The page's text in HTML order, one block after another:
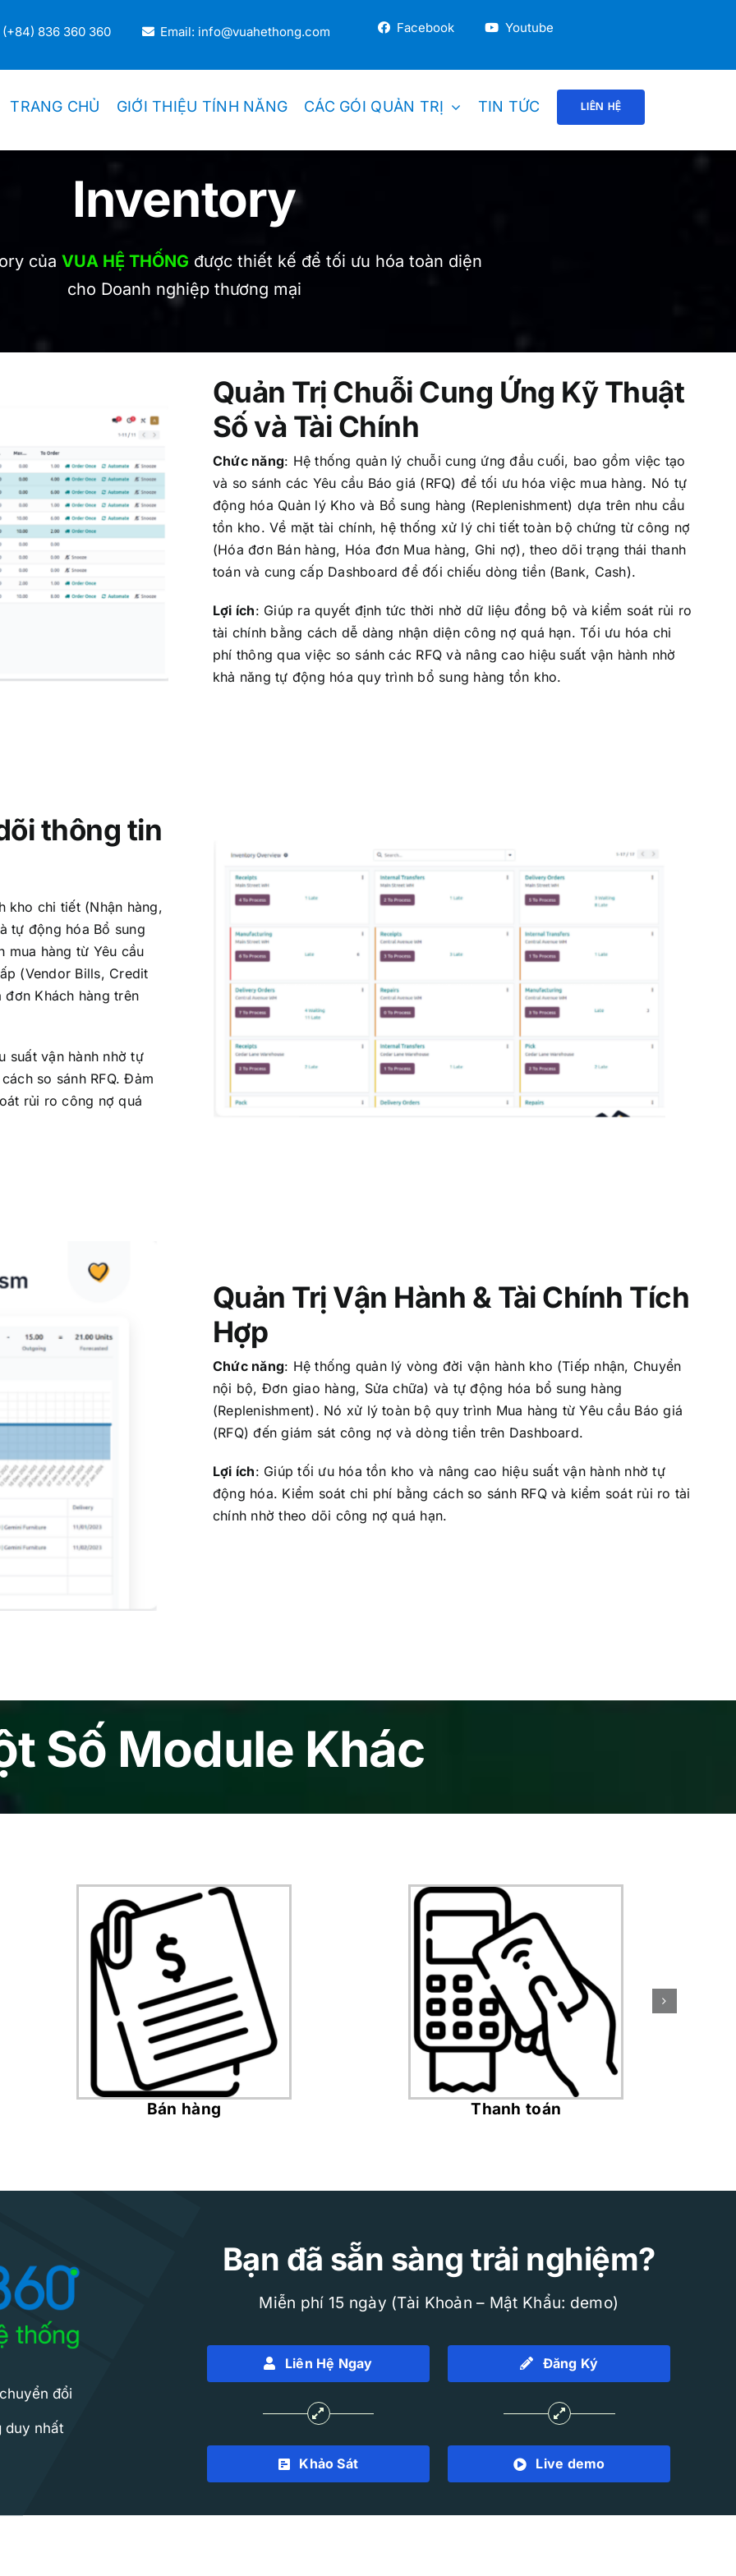
836 360 360 Email: info@vuahethong.com Facebook Youtube
TRANG CHỦ GIỚI THIỆU TÍNH NĂNG CÁC GÓI QUẢN TRỊ
DOANH NGHIỆP THƯƠNG MẠI
Thương Mại Bán Sỉ
DOANH NGHIỆP DU LỊCH
Quản Lý Nhà Hàng
Quản Lý Khách Sạn
Quản Lý Quán Bar
Quản Lý Khu Du Lịch – Resort
NÔNG NGHIỆP 4.0
Farm
Quản Lý Trồng Trọt
Quản Lý Chăn Nuôi
TIN TỨC LIÊN HỆ
Inventory
của VUA HỆ THỐNG được thiết kế để tối ưu hóa toàn diện
cho Doanh nghiệp thương mại
Quản Trị Chuỗi Cung Ứng Kỹ Thuật
Số và Tài Chính
Chức năng: Hệ thống quản lý chuỗi cung ứng đầu cuối, bao gồm việc tạo
và so sánh các Yêu cầu Báo giá (RFQ) để tối ưu hóa việc mua hàng. Nó tự
động hóa Quản lý Kho và Bổ sung hàng (Replenishment) dựa trên nhu cầu
tồn kho. Về mặt tài chính, hệ thống xử lý chi tiết toàn bộ chứng từ công nợ
(Hóa đơn Bán hàng, Hóa đơn Mua hàng, Ghi nợ), theo dõi trạng thái thanh
toán và cung cấp Dashboard để đối chiếu dòng tiền (Bank, Cash).
Lợi ích: Giúp ra quyết định tức thời nhờ dữ liệu đồng bộ và kiểm soát rủi ro
tài chính bằng cách dễ dàng nhận diện công nợ quá hạn. Tối ưu hóa chi
phí thông qua việc so sánh các RFQ và nâng cao hiệu suất vận hành nhờ
khả năng tự động hóa quy trình bổ sung hàng tồn kho.
thông tin
kho chi tiết (Nhận hàng,
tự động hóa Bổ sung
mua hàng từ Yêu cầu
(Vendor Bills, Credit
Khách hàng trên
suất vận hành nhờ tự
so sánh RFQ. Đảm
rủi ro công nợ quá
Quản Trị Vận Hành & Tài Chính Tích
Hợp
Chức năng: Hệ thống quản lý vòng đời vận hành kho (Tiếp nhận, Chuyển
nội bộ, Đơn giao hàng, Sửa chữa) và tự động hóa bổ sung hàng
(Replenishment). Nó xử lý toàn bộ quy trình Mua hàng từ Yêu cầu Báo giá
(RFQ) đến giám sát công nợ và dòng tiền trên Dashboard.
Lợi ích: Giúp tối ưu hóa tồn kho và nâng cao hiệu suất vận hành nhờ tự
động hóa. Kiểm soát chi phí bằng cách so sánh RFQ và kiểm soát rủi ro tài
chính nhờ theo dõi công nợ quá hạn.
Số Module Khác
Bán hàng Thanh toán
đổi
duy nhất
Bạn đã sẵn sàng trải nghiệm?
Miễn phí 15 ngày (Tài Khoản – Mật Khẩu: demo)
Liên Hệ Ngay
Khảo Sát
Đăng Ký
Live demo